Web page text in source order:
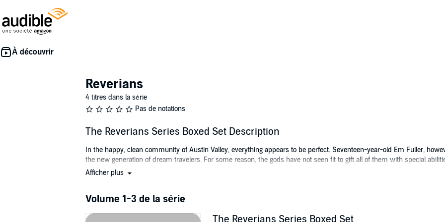
Reverians
4 titres dans la série
Pas de notations
The Reverians Series Boxed Set Description
In the happy, clean community of Austin Valley, everything appears to be perfect. Seventeen-year-old Em Fuller,
the new generation of dream travelers. For some reason, the gods have not seen fit to gift all of them with special
Em is a Defect-one of the unfortunate dream travelers not gifted with a psychic power. Desperate to do whatever it
his return comes the knowledge of a shocking, unforgivable truth. The society Em thought was protecting her has
Afficher plus
Volume 1-3 de la série
The Reverians Series Boxed Set